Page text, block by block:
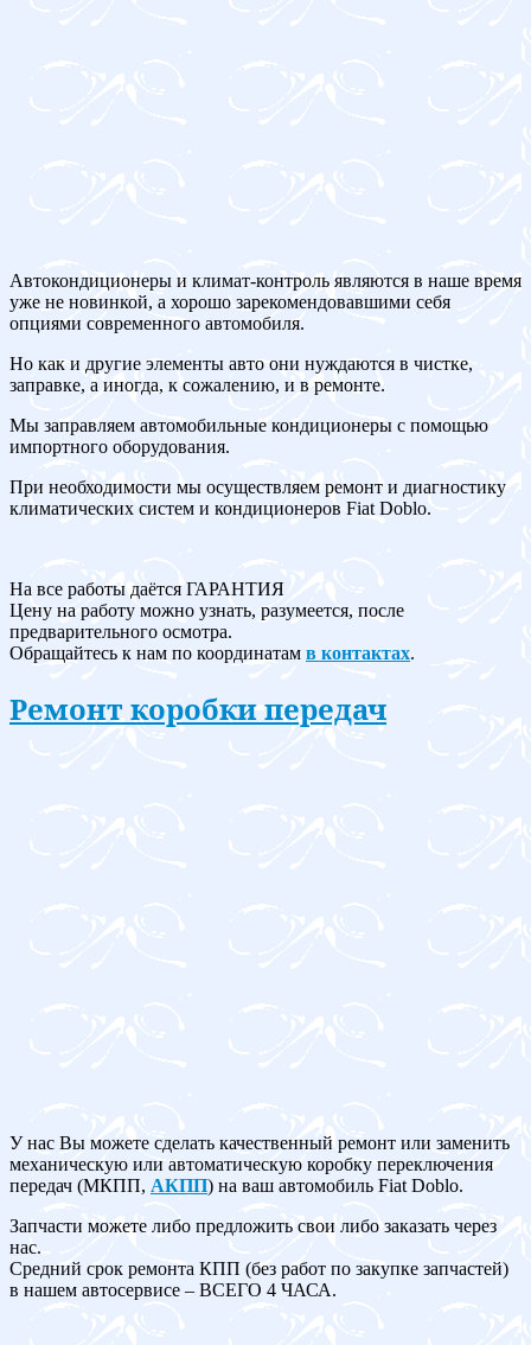
Автокондиционеры и климат-контроль являются в наше время
уже не новинкой, а хорошо зарекомендовавшими себя
опциями современного автомобиля.
Но как и другие элементы авто они нуждаются в чистке,
заправке, а иногда, к сожалению, и в ремонте.
Мы заправляем автомобильные кондиционеры с помощью
импортного оборудования.
При необходимости мы осуществляем ремонт и диагностику
климатических систем и кондиционеров Fiat Doblo.
На все работы даётся ГАРАНТИЯ
Цену на работу можно узнать, разумеется, после
предварительного осмотра.
Обращайтесь к нам по координатам в контактах.
Ремонт коробки передач
У нас Вы можете сделать качественный ремонт или заменить
механическую или автоматическую коробку переключения
передач (МКПП, АКПП) на ваш автомобиль Fiat Doblo.
Запчасти можете либо предложить свои либо заказать через
нас.
Средний срок ремонта КПП (без работ по закупке запчастей)
в нашем автосервисе – ВСЕГО 4 ЧАСА.